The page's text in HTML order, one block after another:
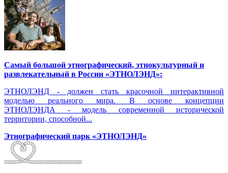
Самый большой этнографический, этнокультурный и
развлекательный в России «ЭТНОЛЭНД»:
ЭТНОЛЭНД - должен стать красочной интерактивной
моделью реального мира. В основе концепции
ЭТНОЛЭНДА - модель современной исторической
территории, способной...
Этнографический парк «ЭТНОЛЭНД»